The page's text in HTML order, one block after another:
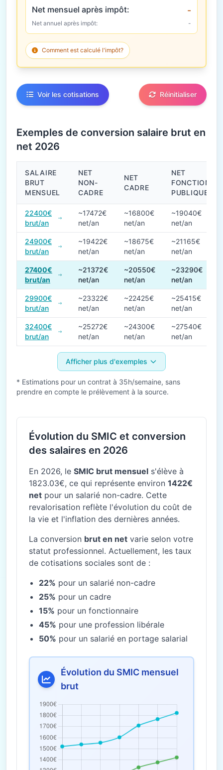
Net mensuel après impôt: -
Net annuel après impôt: -
Comment est calculé l'impôt?
Voir les cotisations Réinitialiser
Exemples de conversion salaire brut en
net 2026
Conversions de salaire brut en net en 2026
SALAIRE
BRUT
MENSUEL
NET
NON-
CADRE
NET
CADRE
NET
FONCTION
PUBLIQUE
22400€
brut/an
~17472€
net/an
~16800€
net/an
~19040€
net/an
24900€
brut/an
~19422€
net/an
~18675€
net/an
~21165€
net/an
27400€
brut/an
~21372€
net/an
~20550€
net/an
~23290€
net/an
29900€
brut/an
~23322€
net/an
~22425€
net/an
~25415€
net/an
32400€
brut/an
~25272€
net/an
~24300€
net/an
~27540€
net/an
Afficher plus d'exemples
* Estimations pour un contrat à 35h/semaine, sans
prendre en compte le prélèvement à la source.
Évolution du SMIC et conversion
des salaires en 2026
En 2026, le SMIC brut mensuel s'élève à
1823.03€, ce qui représente environ 1422€
net pour un salarié non-cadre. Cette
revalorisation reflète l'évolution du coût de
la vie et l'inflation des dernières années.
La conversion brut en net varie selon votre
statut professionnel. Actuellement, les taux
de cotisations sociales sont de :
22% pour un salarié non-cadre
25% pour un cadre
15% pour un fonctionnaire
45% pour une profession libérale
50% pour un salarié en portage salarial
Évolution du SMIC mensuel
brut